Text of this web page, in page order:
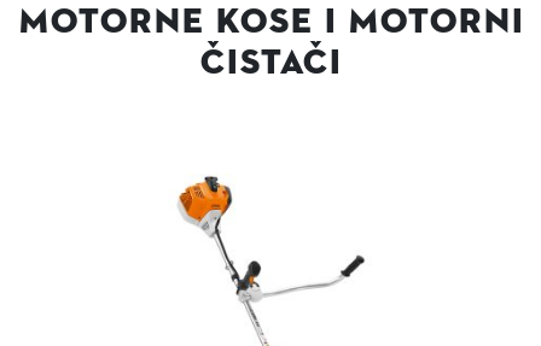
Motorne kose i motorni
čistači